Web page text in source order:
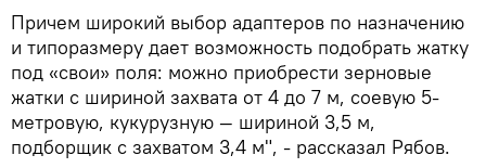
Причем широкий выбор адаптеров по назначению
и типоразмеру дает возможность подобрать жатку
под «свои» поля: можно приобрести зерновые
жатки с шириной захвата от 4 до 7 м, соевую 5-
метровую, кукурузную — шириной 3,5 м,
подборщик с захватом 3,4 м", - рассказал Рябов.